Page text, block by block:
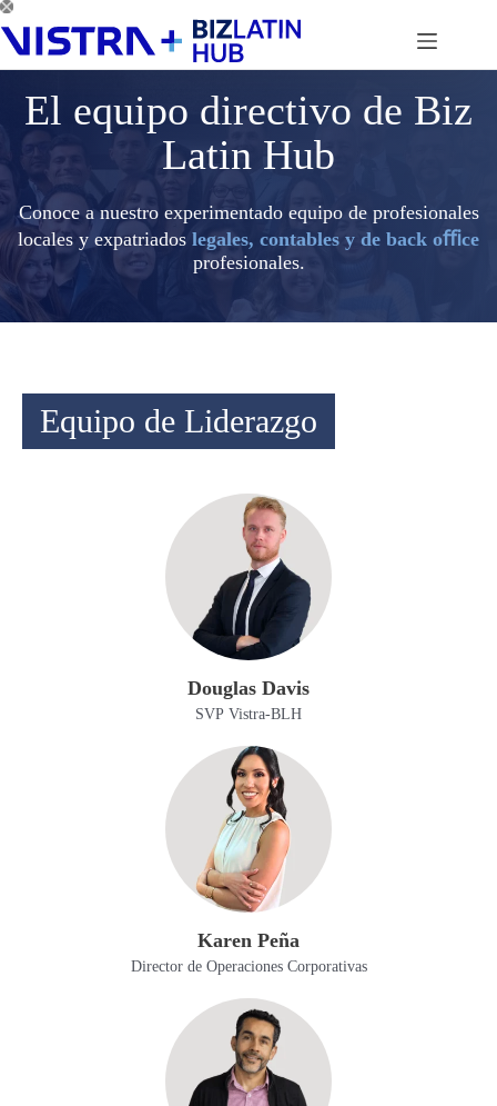
Saltar
al
contenido
El equipo directivo de Biz
Latin Hub
Conoce a nuestro experimentado equipo de profesionales
locales y expatriados legales, contables y de back oﬃce
profesionales.
Equipo de Liderazgo
Douglas Davis
SVP Vistra-BLH
Karen Peña
Director de Operaciones Corporativas